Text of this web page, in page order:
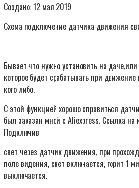
Создано: 12 мая 2019
Схема подключение датчика движения
Бывает что нужно установить на
которое будет срабатывать при
кого либо.
С этой функцией хорошо справиться
был заказан мной с Aliexpress. Ссылка на
Подключив
свет через датчик движения, при
поле видения, свет включается, горит 1
выключается.